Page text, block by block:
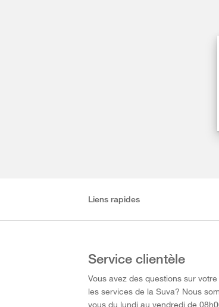
Liens rapides
Service clientèle
Vous avez des questions sur
les services de la Suva? Nous
vous du lundi au vendredi de